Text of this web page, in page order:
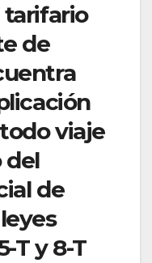
tarifario
de
viaje
del
de
T y 8-T